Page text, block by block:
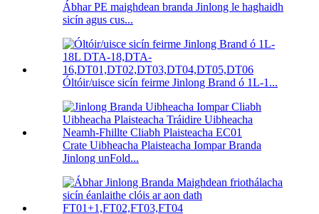
Ábhar PE maighdean branda Jinlong le haghaidh
sicín agus cus...
Óltóir/uisce sicín feirme Jinlong Brand ó 1L-1...
Crate Uibheacha Plaisteacha Iompar Branda
Jinlong unFold...